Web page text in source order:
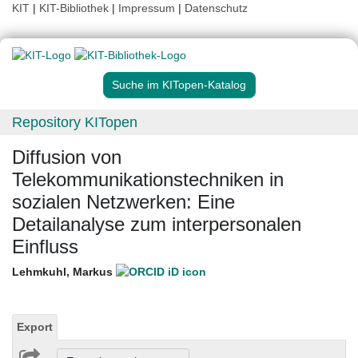
KIT | KIT-Bibliothek | Impressum | Datenschutz
Suche im KITopen-Katalog
Repository KITopen
Diffusion von
Telekommunikationstechniken in
sozialen Netzwerken: Eine
Detailanalyse zum interpersonalen
Einfluss
Lehmkuhl, Markus
Export